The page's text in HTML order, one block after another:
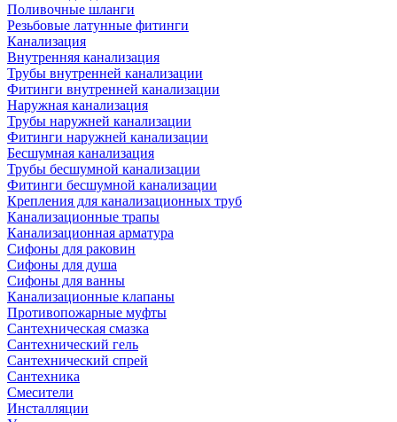
Поливочные шланги
Резьбовые латунные фитинги
Канализация
Внутренняя канализация
Трубы внутренней канализации
Фитинги внутренней канализации
Наружная канализация
Трубы наружней канализации
Фитинги наружней канализации
Бесшумная канализация
Трубы бесшумной канализации
Фитинги бесшумной канализации
Крепления для канализационных труб
Канализационные трапы
Канализационная арматура
Сифоны для раковин
Сифоны для душа
Сифоны для ванны
Канализационные клапаны
Противопожарные муфты
Сантехническая смазка
Сантехнический гель
Сантехнический спрей
Сантехника
Смесители
Инсталляции